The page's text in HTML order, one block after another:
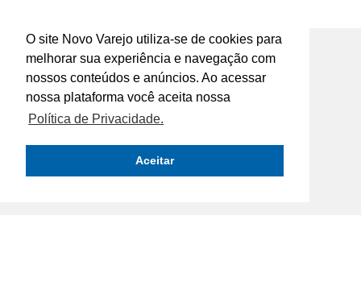
O site Novo Varejo utiliza-se de cookies para
melhorar sua experiência e navegação com
nossos conteúdos e anúncios. Ao acessar
nossa plataforma você aceita nossa
Política de Privacidade.
Aceitar
Jardim Monte Kemel São Paulo SP
comercial@novomeio.com.br
marketing@novomeio.com.br